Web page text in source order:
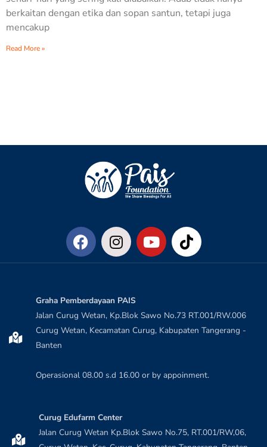
berkaitan dengan etika dan sopan santun, tetapi juga
mencakup
Read More »
Graha Pemberdayaan PAIS
Jalan Curug Wetan, Kp.Blok Sawo No.73 RT.001/RW.006
Curug Wetan, Kecamatan Curug, Kabupaten Tangerang -
Banten
Operasional 08.00 s.d 16.00 or by appoinment.
Curug Edufarm Center
Jalan Curug Wetan Kp.Blok Sawo No.75, RT.001/RW,06,